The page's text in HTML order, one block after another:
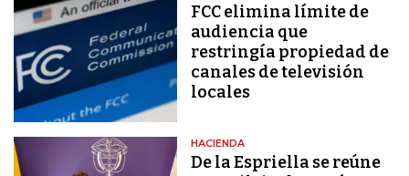
FCC elimina límite de
audiencia que
restringía propiedad de
canales de televisión
locales
HACIENDA
De la Espriella se reúne